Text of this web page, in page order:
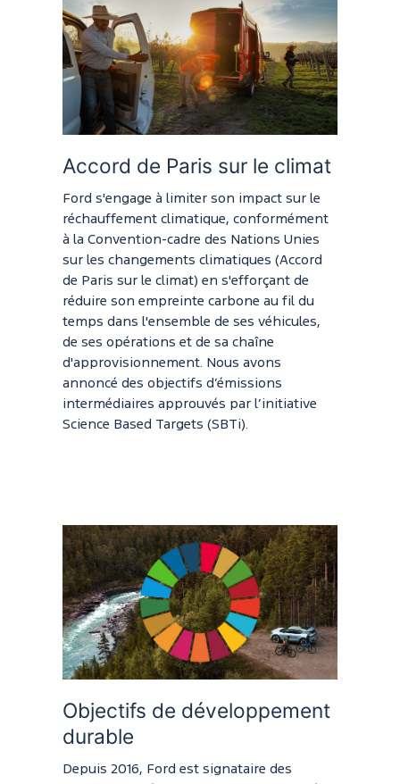
Accord de Paris sur le climat
Ford s'engage à limiter son impact sur le
réchauffement climatique, conformément
à la Convention-cadre des Nations Unies
sur les changements climatiques (Accord
de Paris sur le climat) en s'efforçant de
réduire son empreinte carbone au fil du
temps dans l'ensemble de ses véhicules,
de ses opérations et de sa chaîne
d'approvisionnement. Nous avons
annoncé des objectifs d’émissions
intermédiaires approuvés par l’initiative
Science Based Targets (SBTi).
Objectifs de développement
durable
Depuis 2016, Ford est signataire des